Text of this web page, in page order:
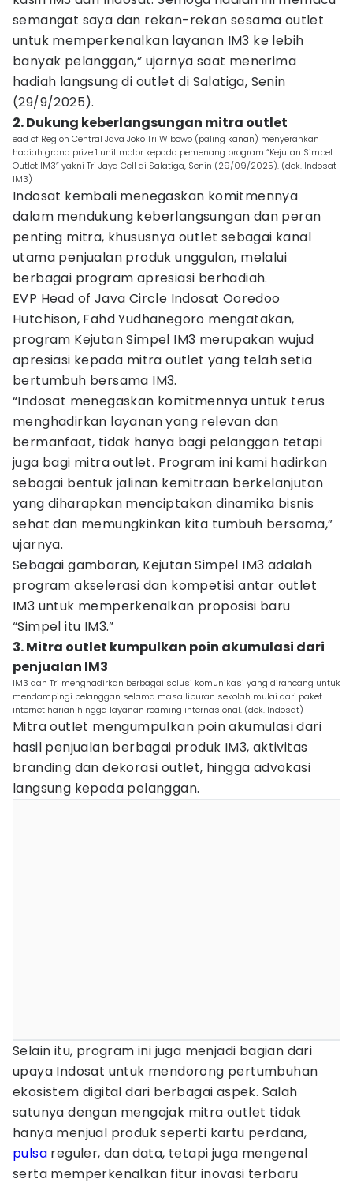
semangat saya dan rekan-rekan sesama outlet
untuk memperkenalkan layanan IM3 ke lebih
banyak pelanggan,” ujarnya saat menerima
hadiah langsung di outlet di Salatiga, Senin
(29/9/2025).
2. Dukung keberlangsungan mitra outlet
ead of Region Central Java Joko Tri Wibowo (paling kanan) menyerahkan
hadiah grand prize 1 unit motor kepada pemenang program “Kejutan Simpel
Outlet IM3” yakni Tri Jaya Cell di Salatiga, Senin (29/09/2025). (dok. Indosat
IM3)
Indosat kembali menegaskan komitmennya
dalam mendukung keberlangsungan dan peran
penting mitra, khususnya outlet sebagai kanal
utama penjualan produk unggulan, melalui
berbagai program apresiasi berhadiah.
EVP Head of Java Circle Indosat Ooredoo
Hutchison, Fahd Yudhanegoro mengatakan,
program Kejutan Simpel IM3 merupakan wujud
apresiasi kepada mitra outlet yang telah setia
bertumbuh bersama IM3.
“Indosat menegaskan komitmennya untuk terus
menghadirkan layanan yang relevan dan
bermanfaat, tidak hanya bagi pelanggan tetapi
juga bagi mitra outlet. Program ini kami hadirkan
sebagai bentuk jalinan kemitraan berkelanjutan
yang diharapkan menciptakan dinamika bisnis
sehat dan memungkinkan kita tumbuh bersama,”
ujarnya.
Sebagai gambaran, Kejutan Simpel IM3 adalah
program akselerasi dan kompetisi antar outlet
IM3 untuk memperkenalkan proposisi baru
“Simpel itu IM3.”
3. Mitra outlet kumpulkan poin akumulasi dari
penjualan IM3
IM3 dan Tri menghadirkan berbagai solusi komunikasi yang dirancang untuk
mendampingi pelanggan selama masa liburan sekolah mulai dari paket
internet harian hingga layanan roaming internasional. (dok. Indosat)
Mitra outlet mengumpulkan poin akumulasi dari
hasil penjualan berbagai produk IM3, aktivitas
branding dan dekorasi outlet, hingga advokasi
langsung kepada pelanggan.
Selain itu, program ini juga menjadi bagian dari
upaya Indosat untuk mendorong pertumbuhan
ekosistem digital dari berbagai aspek. Salah
satunya dengan mengajak mitra outlet tidak
hanya menjual produk seperti kartu perdana,
pulsa reguler, dan data, tetapi juga mengenal
serta memperkenalkan fitur inovasi terbaru